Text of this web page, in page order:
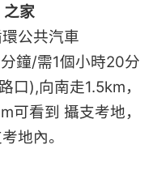
之家
公共汽車
鐘/需1個小時20分
口),向南走1.5km，
可看到 攝支考地，
地內。